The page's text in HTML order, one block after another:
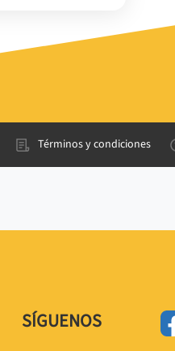
Términos y condiciones
SÍGUENOS